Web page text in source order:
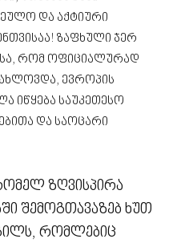
და აქტიური
ზაფხული ჯერ
რომ ოფიციალურად
ევროპის
იწყება საუკეთესო
და საოცარი
ზღვისპირა
შემოგთავაზებ ხუთ
რომლებიც